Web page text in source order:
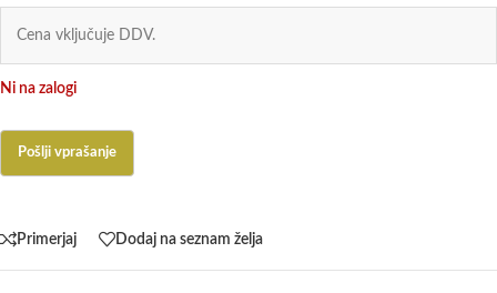
Cena vključuje DDV.
Ni na zalogi
Primerjaj Dodaj na seznam želja